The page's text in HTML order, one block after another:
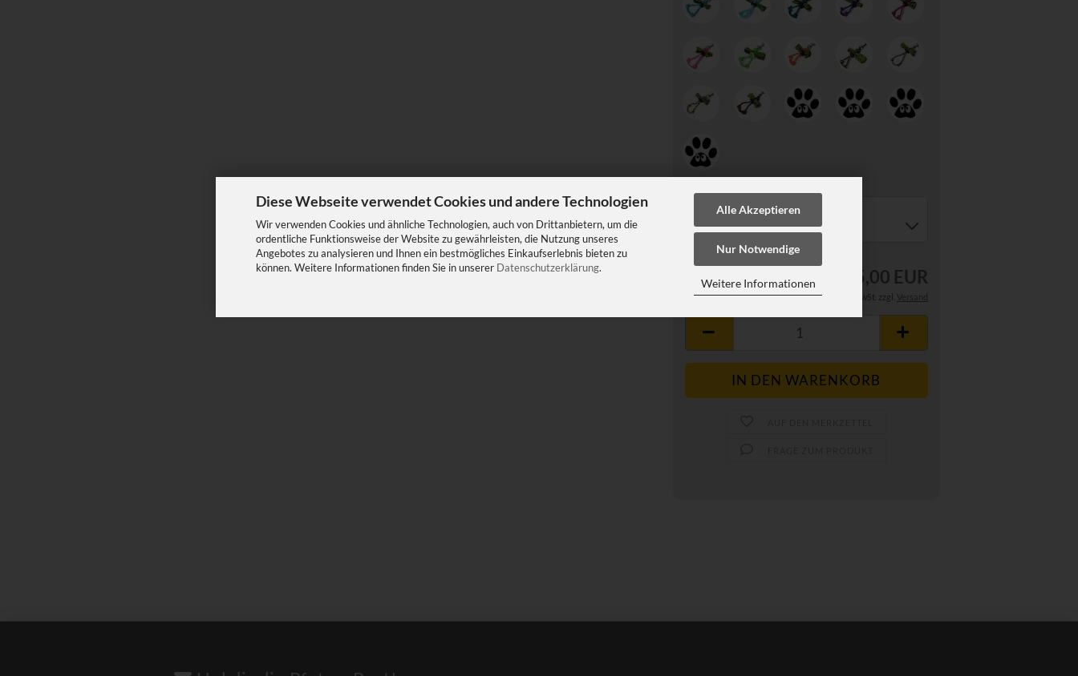
Diese Webseite verwendet Cookies und andere Technologien
Wir verwenden Cookies und ähnliche Technologien, auch von Drittanbietern, um die
ordentliche Funktionsweise der Website zu gewährleisten, die Nutzung unseres
Angebotes zu analysieren und Ihnen ein bestmögliches Einkaufserlebnis bieten zu
können. Weitere Informationen finden Sie in unserer Datenschutzerklärung.
Alle Akzeptieren
Nur Notwendige
Weitere Informationen
Größe:
75,00 EUR
inkl. 19% MwSt. zzgl. Versand